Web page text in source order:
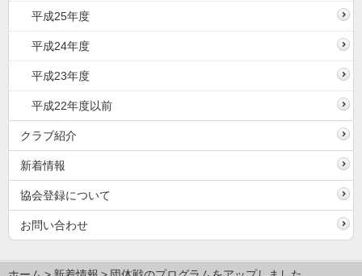
平成25年度
平成24年度
平成23年度
平成22年度以前
クラブ紹介
新着情報
協会登録について
お問い合わせ